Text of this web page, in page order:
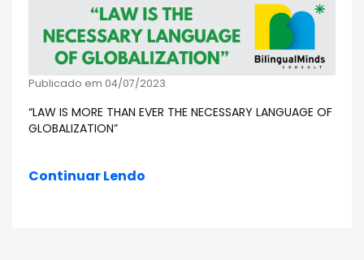
Publicado em 04/07/2023
“LAW IS MORE THAN EVER THE NECESSARY LANGUAGE OF
GLOBALIZATION”
Continuar Lendo